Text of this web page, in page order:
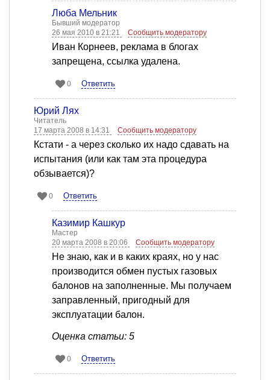
Люба Мельник
Бывший модератор
26 мая 2010 в 21:21
Сообщить модератору
Иван Корнеев, реклама в блогах
запрещена, ссылка удалена.
0 Ответить
Юрий Лях
Читатель
17 марта 2008 в 14:31
Сообщить модератору
Кстати - а через сколько их надо сдавать на
испытания (или как там эта процедура
обзывается)?
0 Ответить
Казимир Кашкур
Мастер
20 марта 2008 в 20:06
Сообщить модератору
Не знаю, как и в каких краях, но у нас
производится обмен пустых газовых
балонов на заполненные. Мы получаем
заправленный, пригодный для
эксплуатации балон.
Оценка статьи: 5
0 Ответить